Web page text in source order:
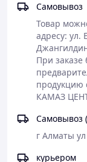
секторов
Высокая
обладает
его в
работы как
открытом
работу
Снижение
между
Самовывоз
Товар
адресу: ул.
При
продукцию
КАМАЗ
Самовывоз
г Алматы
курьером